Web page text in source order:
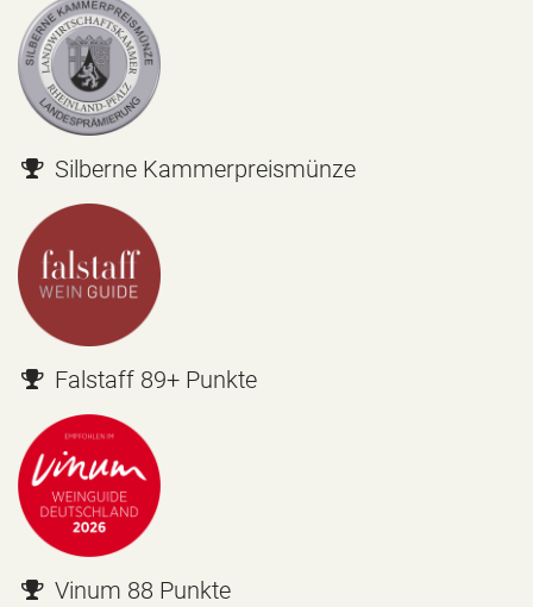
Silberne Kammerpreismünze
Falstaff 89+ Punkte
Vinum 88 Punkte